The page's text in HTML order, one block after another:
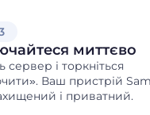
миттєво
сервер і торкніться
Ваш пристрій
і приватний.